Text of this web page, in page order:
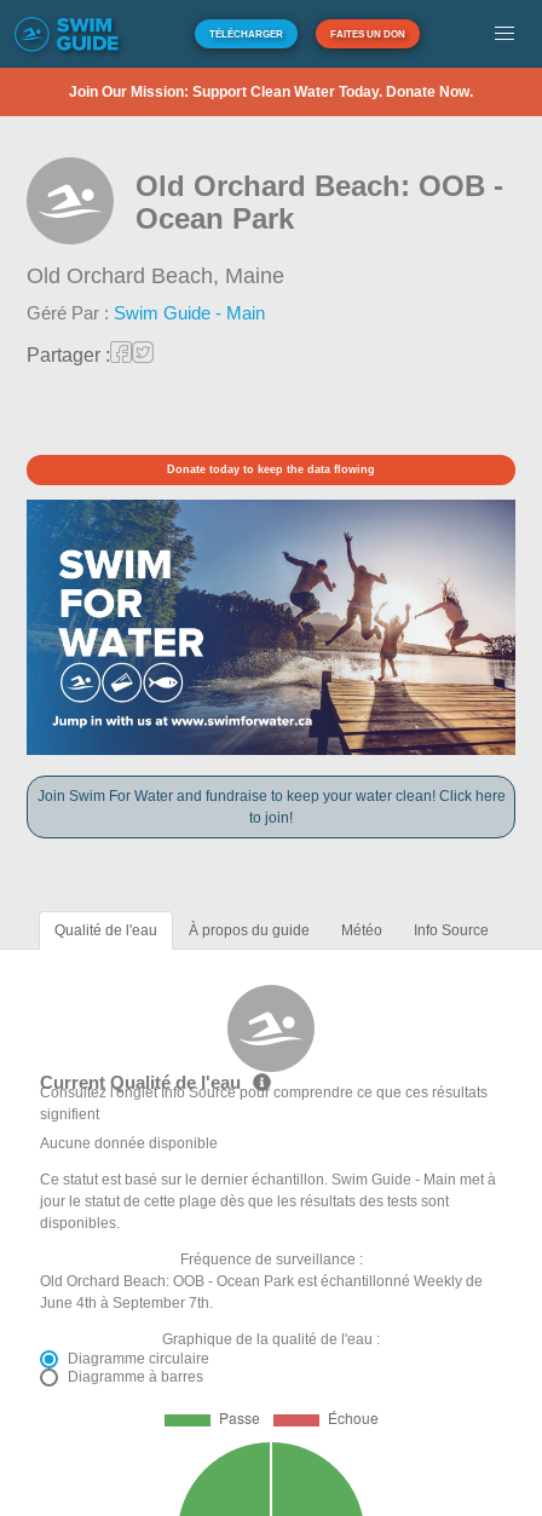
TÉLÉCHARGER FAITES UN DON
Join Our Mission: Support Clean Water Today. Donate Now.
Old Orchard Beach: OOB -
Ocean Park
Old Orchard Beach, Maine
Géré Par : Swim Guide - Main
Partager :
Donate today to keep the data flowing
Join Swim For Water and fundraise to keep your water clean! Click here
to join!
Qualité de l'eau À propos du guide Météo Info Source
Current Qualité de l'eau
Consultez l'onglet Info Source pour comprendre ce que ces résultats
signifient
Aucune donnée disponible
Ce statut est basé sur le dernier échantillon. Swim Guide - Main met à
jour le statut de cette plage dès que les résultats des tests sont
disponibles.
Fréquence de surveillance :
Old Orchard Beach: OOB - Ocean Park est échantillonné Weekly de
June 4th à September 7th.
Graphique de la qualité de l'eau :
Diagramme circulaire
Diagramme à barres